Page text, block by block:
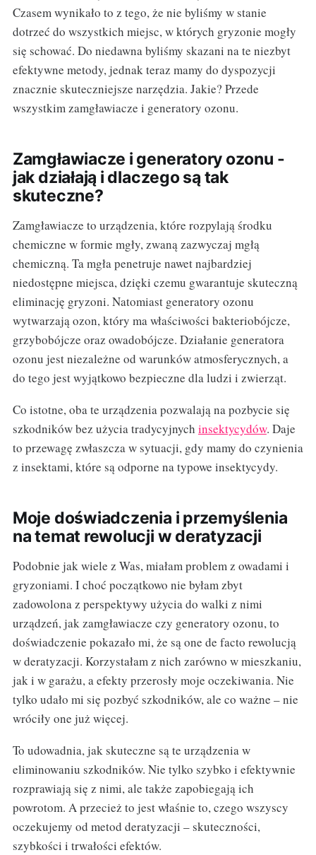
Czasem wynikało to z tego, że nie byliśmy w stanie
dotrzeć do wszystkich miejsc, w których gryzonie mogły
się schować. Do niedawna byliśmy skazani na te niezbyt
efektywne metody, jednak teraz mamy do dyspozycji
znacznie skuteczniejsze narzędzia. Jakie? Przede
wszystkim zamgławiacze i generatory ozonu.
Zamgławiacze i generatory ozonu -
jak działają i dlaczego są tak
skuteczne?
Zamgławiacze to urządzenia, które rozpylają środku
chemiczne w formie mgły, zwaną zazwyczaj mgłą
chemiczną. Ta mgła penetruje nawet najbardziej
niedostępne miejsca, dzięki czemu gwarantuje skuteczną
eliminację gryzoni. Natomiast generatory ozonu
wytwarzają ozon, który ma właściwości bakteriobójcze,
grzybobójcze oraz owadobójcze. Działanie generatora
ozonu jest niezależne od warunków atmosferycznych, a
do tego jest wyjątkowo bezpieczne dla ludzi i zwierząt.
Co istotne, oba te urządzenia pozwalają na pozbycie się
szkodników bez użycia tradycyjnych insektycydów. Daje
to przewagę zwłaszcza w sytuacji, gdy mamy do czynienia
z insektami, które są odporne na typowe insektycydy.
Moje doświadczenia i przemyślenia
na temat rewolucji w deratyzacji
Podobnie jak wiele z Was, miałam problem z owadami i
gryzoniami. I choć początkowo nie byłam zbyt
zadowolona z perspektywy użycia do walki z nimi
urządzeń, jak zamgławiacze czy generatory ozonu, to
doświadczenie pokazało mi, że są one de facto rewolucją
w deratyzacji. Korzystałam z nich zarówno w mieszkaniu,
jak i w garażu, a efekty przerosły moje oczekiwania. Nie
tylko udało mi się pozbyć szkodników, ale co ważne – nie
wróciły one już więcej.
To udowadnia, jak skuteczne są te urządzenia w
eliminowaniu szkodników. Nie tylko szybko i efektywnie
rozprawiają się z nimi, ale także zapobiegają ich
powrotom. A przecież to jest właśnie to, czego wszyscy
oczekujemy od metod deratyzacji – skuteczności,
szybkości i trwałości efektów.